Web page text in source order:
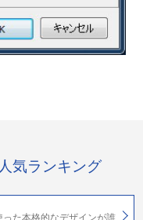
気ランキング
た本格的なデザインが誰